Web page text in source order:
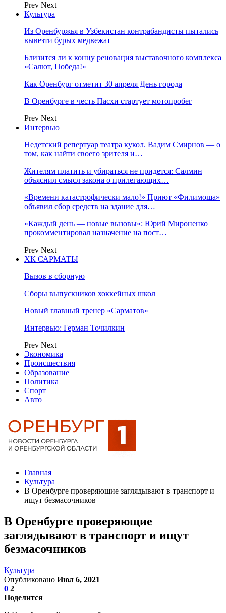
Prev Next
Культура
Из Оренбуржья в Узбекистан контрабандисты пытались
вывезти бурых медвежат
Близится ли к концу реновация выставочного комплекса
«Салют, Победа!»
Как Оренбург отметит 30 апреля День города
В Оренбурге в честь Пасхи стартует мотопробег
Prev Next
Интервью
Недетский репертуар театра кукол. Вадим Смирнов — о
том, как найти своего зрителя и…
Жителям платить и убираться не придется: Салмин
объяснил смысл закона о прилегающих…
«Времени катастрофически мало!» Приют «Филимоша»
объявил сбор средств на здание для…
«Каждый день — новые вызовы»: Юрий Мироненко
прокомментировал назначение на пост…
Prev Next
ХК САРМАТЫ
Вызов в сборную
Сборы выпускников хоккейных школ
Новый главный тренер «Сарматов»
Интервью: Герман Точилкин
Prev Next
Экономика
Происшествия
Образование
Политика
Спорт
Авто
Главная
Культура
В Оренбурге проверяющие заглядывают в транспорт и
ищут безмасочников
В Оренбурге проверяющие
заглядывают в транспорт и ищут
безмасочников
Культура
Опубликовано Июл 6, 2021
0 2
Поделится